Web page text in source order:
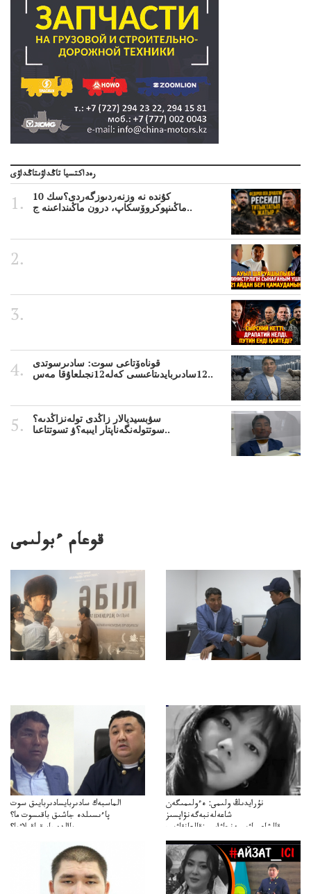
رەداكتسيا تاڭداۋىتاڭداۋى
10 كۇندە نە وزنەردىوزگەردى؟سك
ماڭىنپوكروۆسكاپ، درون ماڭىنداعىنە ج..
قوناەۆتاعى سوت: سادىرسوتدى
12سادىربايدىتاعىسى كەلە12نجىلعاۇقا مەس..
سۋبسيديالار زاڭدى تولەنزاڭدىە؟
سوتتولەنگەناپتار ايىبە؟ۋ تسوتتاعىا..
قوعام ءبولىمى
الماسبەك سادىربايسادىربايىق سوت
پاءىسىلدە جاشىق باقىسوت ما؟
پاالدەجابىقباقىلاۋما؟
نۇرايدىڭ ولىمى: ەءولىمىگەن
شاعەلەنبەگەنۋاپسىز
قالشاعىماۋىپمەنجاۋاپسىزقالعانقاۋىپ